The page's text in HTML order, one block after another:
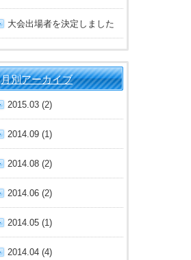
大会出場者を決定しました
月別アーカイブ
2015.03 (2)
2014.09 (1)
2014.08 (2)
2014.06 (2)
2014.05 (1)
2014.04 (4)